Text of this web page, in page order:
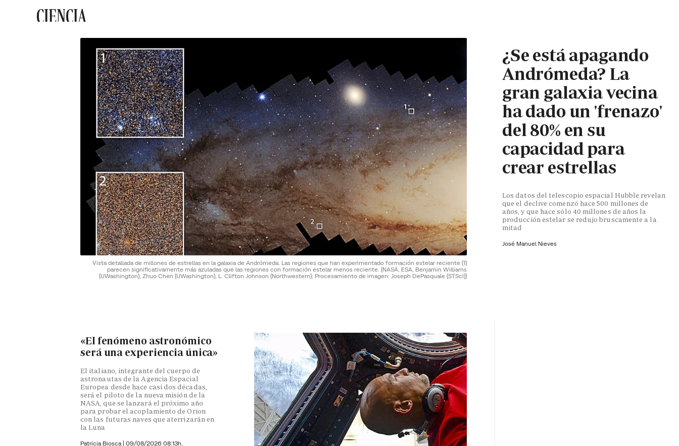
CIENCIA
Vista detallada de millones de estrellas en la galaxia de Andrómeda. Las regiones que han experimentado formación estelar reciente (1)
parecen significativamente más azuladas que las regiones con formación estelar menos reciente. (NASA, ESA, Benjamin Williams
(UWashington), Zhuo Chen (UWashington), L. Clifton Johnson (Northwestern); Procesamiento de imagen: Joseph DePasquale (STScI))
¿Se está apagando
Andrómeda? La
gran galaxia vecina
ha dado un 'frenazo'
del 80% en su
capacidad para
crear estrellas
Los datos del telescopio espacial Hubble revelan
que el declive comenzó hace 500 millones de
años, y que hace sólo 40 millones de años la
producción estelar se redujo bruscamente a la
mitad
José Manuel Nieves
«El fenómeno astronómico
será una experiencia única»
El italiano, integrante del cuerpo de
astronautas de la Agencia Espacial
Europea desde hace casi dos décadas,
será el piloto de la nueva misión de la
NASA, que se lanzará el próximo año
para probar el acoplamiento de Orion
con las futuras naves que aterrizarán en
la Luna
Patricia Biosca | 09/08/2026 08:13h.